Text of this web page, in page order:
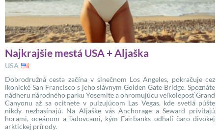
Najkrajšie mestá USA + Aljaška
USA
Dobrodružná cesta začína v slnečnom Los Angeles, pokračuje cez
ikonické San Francisco s jeho slávnym Golden Gate Bridge. Spoznáte
nádheru národného parku Yosemite a ohromujúcu veľkoleposť Grand
Canyonu až sa ocitnete v pulzujúcom Las Vegas, kde svetlá púšte
nikdy nezhasínajú. Na Aljaške vás Anchorage a Seward privítajú
horami, oceánom a ľadovcami, kým Fairbanks odhalí čaro divokej
arktickej prírody.